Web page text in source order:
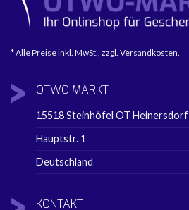
* Alle Preise inkl. MwSt., zzgl. Versandkosten.
OTWO MARKT
15518 Steinhöfel OT Heinersdorf
Hauptstr. 1
Deutschland
KONTAKT